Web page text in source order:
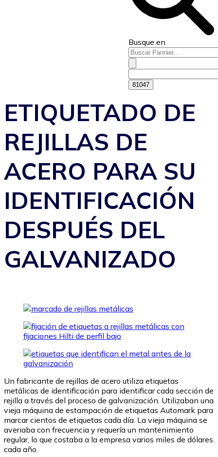
Busque en
ETIQUETADO DE
REJILLAS DE
ACERO PARA SU
IDENTIFICACIÓN
DESPUÉS DEL
GALVANIZADO
Un fabricante de rejillas de acero utiliza etiquetas
metálicas de identificación para identificar cada sección de
rejilla a través del proceso de galvanización. Utilizaban una
vieja máquina de estampación de etiquetas Automark para
marcar cientos de etiquetas cada día. La vieja máquina se
averiaba con frecuencia y requería un mantenimiento
regular, lo que costaba a la empresa varios miles de dólares
cada año.